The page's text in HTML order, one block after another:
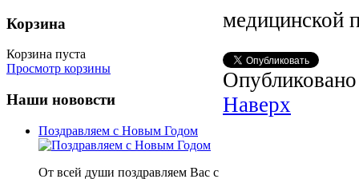
Корзина
Корзина пуста
Просмотр корзины
Наши нововсти
Поздравляем с Новым Годом
От всей души поздравляем Вас с
медицинской
Наверх